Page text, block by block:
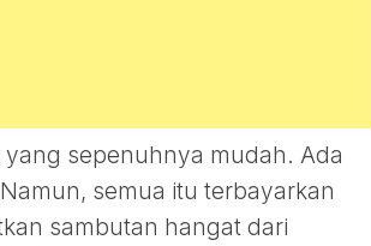
sepenuhnya mudah. Ada
semua itu terbayarkan
sambutan hangat dari